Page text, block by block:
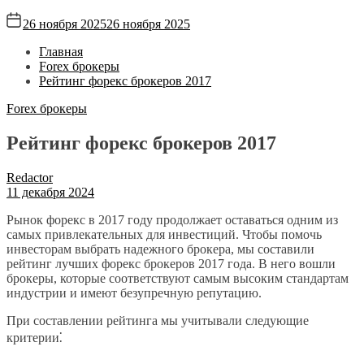
26 ноября 202526 ноября 2025
Главная
Forex брокеры
Рейтинг форекс брокеров 2017
Forex брокеры
Рейтинг форекс брокеров 2017
Redactor
11 декабря 2024
Рынок форекс в 2017 году продолжает оставаться одним из
самых привлекательных для инвестиций. Чтобы помочь
инвесторам выбрать надежного брокера, мы составили
рейтинг лучших форекс брокеров 2017 года. В него вошли
брокеры, которые соответствуют самым высоким стандартам
индустрии и имеют безупречную репутацию.
При составлении рейтинга мы учитывали следующие
критерии⁚